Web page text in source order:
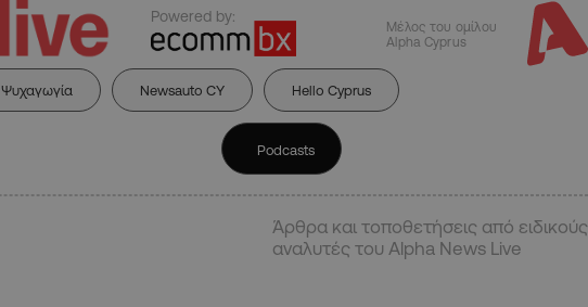
Powered by:
Μέλος του ομίλου
Alpha Cyprus
Ψυχαγωγία Newsauto CY Hello Cyprus
Podcasts
Άρθρα και τοποθετήσεις από ειδικούς
αναλυτές του Alpha News Live